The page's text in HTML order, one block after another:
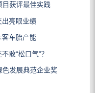
目获评最佳实践
出亮眼业绩
客车胎产能
敢“松口气”？
色发展典范企业奖